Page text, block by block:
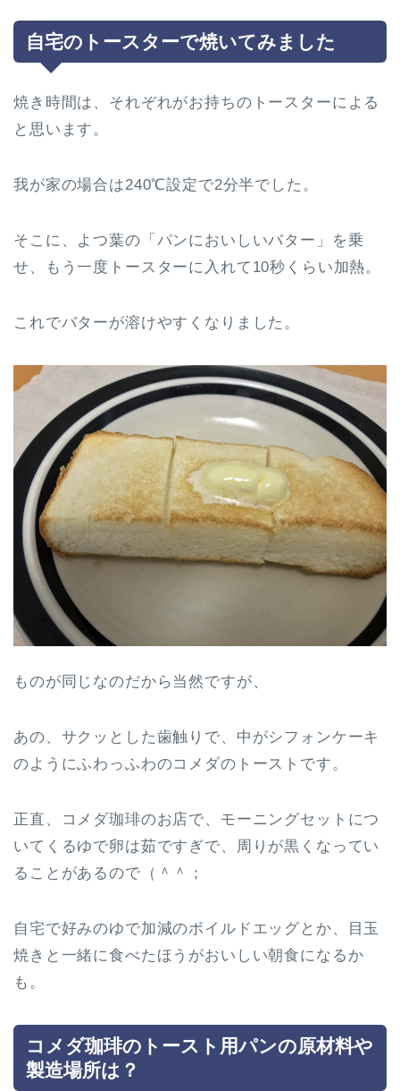
自宅のトースターで焼いてみました
焼き時間は、それぞれがお持ちのトースターによる
と思います。
我が家の場合は240℃設定で2分半でした。
そこに、よつ葉の「パンにおいしいバター」を乗
せ、もう一度トースターに入れて10秒くらい加熱。
これでバターが溶けやすくなりました。
ものが同じなのだから当然ですが、
あの、サクッとした歯触りで、中がシフォンケーキ
のようにふわっふわのコメダのトーストです。
正直、コメダ珈琲のお店で、モーニングセットにつ
いてくるゆで卵は茹ですぎで、周りが黒くなってい
ることがあるので（＾＾；
自宅で好みのゆで加減のボイルドエッグとか、目玉
焼きと一緒に食べたほうがおいしい朝食になるか
も。
コメダ珈琲のトースト用パンの原材料や
製造場所は？